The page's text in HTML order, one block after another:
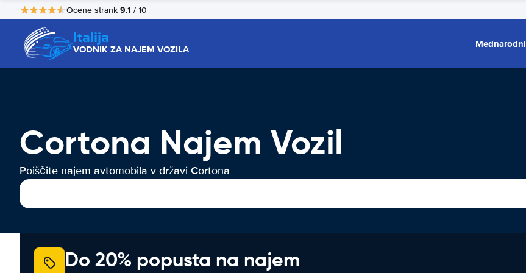
Ocene strank 9.1 / 10
Italija
VODNIK ZA NAJEM VOZILA Mednarodni
Cortona Najem Vozil
Poiščite najem avtomobila v državi Cortona
Do 20% popusta na najem